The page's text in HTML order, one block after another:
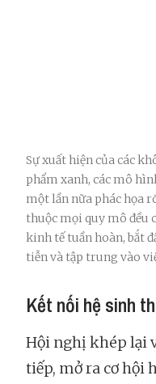
Sự xuất hiện của các
phẩm xanh, các mô
một lần nữa phác họa
thuộc mọi quy mô đều
kinh tế tuần hoàn, bắt
tiễn và tập trung vào
Kết nối hệ sinh
Hội nghị khép lại
tiếp, mở ra cơ hội